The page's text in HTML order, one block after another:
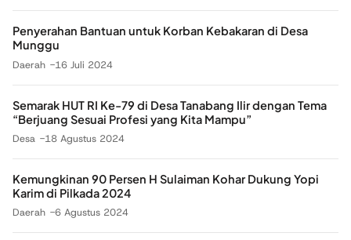
Penyerahan Bantuan untuk Korban Kebakaran di Desa
Munggu
Daerah 16 Juli 2024
Semarak HUT RI Ke-79 di Desa Tanabang Ilir dengan Tema
“Berjuang Sesuai Profesi yang Kita Mampu”
Desa 18 Agustus 2024
Kemungkinan 90 Persen H Sulaiman Kohar Dukung Yopi
Karim di Pilkada 2024
Daerah 6 Agustus 2024